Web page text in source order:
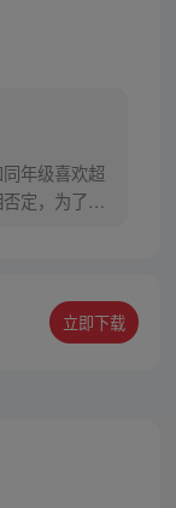
年级喜欢超
定，为了让
立即下载